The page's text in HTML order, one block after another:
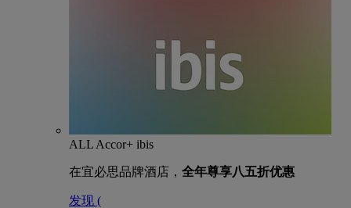
ALL Accor+ ibis
在宜必思品牌酒店， 全年尊享八五折优惠
发现 (